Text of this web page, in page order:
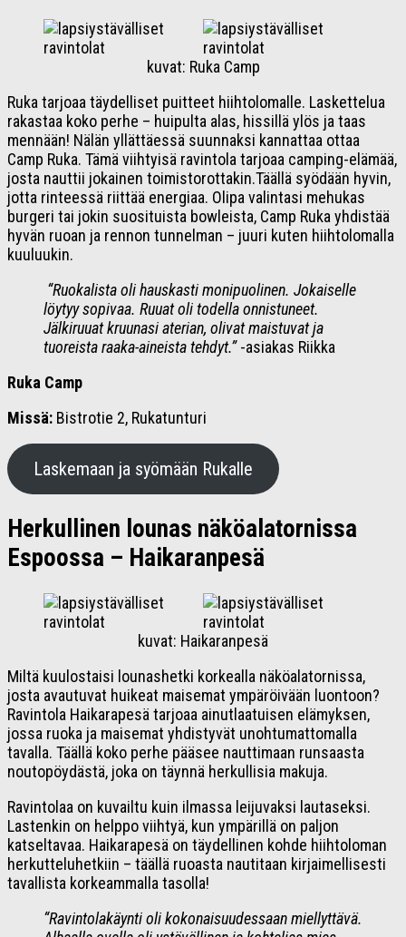
kuvat: Ruka Camp
Ruka tarjoaa täydelliset puitteet hiihtolomalle. Laskettelua
rakastaa koko perhe – huipulta alas, hissillä ylös ja taas
mennään! Nälän yllättäessä suunnaksi kannattaa ottaa
Camp Ruka. Tämä viihtyisä ravintola tarjoaa camping-elämää,
josta nauttii jokainen toimistorottakin.Täällä syödään hyvin,
jotta rinteessä riittää energiaa. Olipa valintasi mehukas
burgeri tai jokin suosituista bowleista, Camp Ruka yhdistää
hyvän ruoan ja rennon tunnelman – juuri kuten hiihtolomalla
kuuluukin.
“Ruokalista oli hauskasti monipuolinen. Jokaiselle
löytyy sopivaa. Ruuat oli todella onnistuneet.
Jälkiruuat kruunasi aterian, olivat maistuvat ja
tuoreista raaka-aineista tehdyt.”-asiakas Riikka
Ruka Camp
Missä: Bistrotie 2, Rukatunturi
Laskemaan ja syömään Rukalle
Herkullinen lounas näköalatornissa
Espoossa – Haikaranpesä
kuvat: Haikaranpesä
Miltä kuulostaisi lounashetki korkealla näköalatornissa,
josta avautuvat huikeat maisemat ympäröivään luontoon?
Ravintola Haikarapesä tarjoaa ainutlaatuisen elämyksen,
jossa ruoka ja maisemat yhdistyvät unohtumattomalla
tavalla. Täällä koko perhe pääsee nauttimaan runsaasta
noutopöydästä, joka on täynnä herkullisia makuja.
Ravintolaa on kuvailtu kuin ilmassa leijuvaksi lautaseksi.
Lastenkin on helppo viihtyä, kun ympärillä on paljon
katseltavaa. Haikarapesä on täydellinen kohde hiihtoloman
herkutteluhetkiin – täällä ruoasta nautitaan kirjaimellisesti
tavallista korkeammalla tasolla!
“Ravintolakäynti oli kokonaisuudessaan miellyttävä.